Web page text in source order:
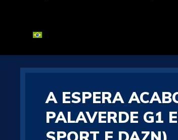
A ESPERA
PALAVERDE G1